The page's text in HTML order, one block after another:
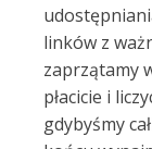
linków z
zaprzątamy
płacicie i
gdybyśmy